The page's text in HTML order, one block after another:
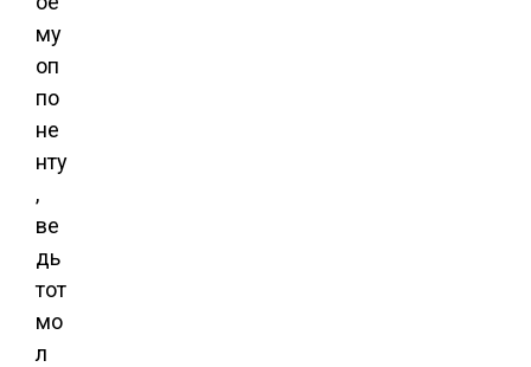
му
оп
по
не
нту
,
ве
дь
тот
мо
л